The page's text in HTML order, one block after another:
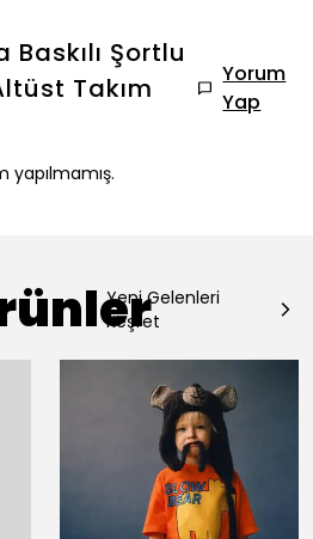
Şortlu
Takım
Yorum
Yap
yapılmamış.
Yeni Gelenleri
Keşfet